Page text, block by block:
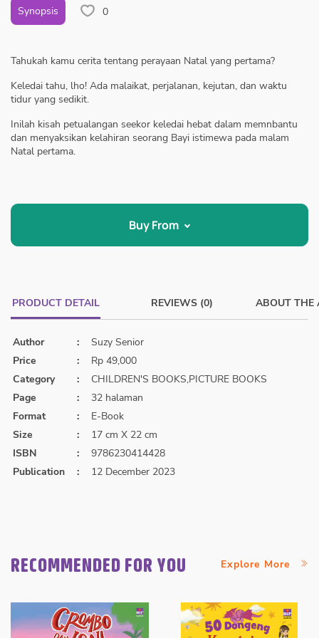
Synopsis 0
Tahukah kamu cerita tentang perayaan Natal yang pertama?
Keledai tahu, lho! Ada malaikat, perjalanan, kejutan, dan waktu
tidur yang sedikit.
Inilah kisah petualangan seekor keledai hebat dalam memnbantu
dan menyaksikan kelahiran seorang Bayi istimewa pada malam
Natal pertama.
Buy From
PRODUCT DETAIL REVIEWS (0) ABOUT THE
Author :
Suzy Senior
Price
:
Rp 49,000
Category
:
CHILDREN'S BOOKS,PICTURE BOOKS
Page
:
32 halaman
Format
:
E-Book
Size
:
17 cm X 22 cm
ISBN
:
9786230414428
Publication
: 12 December 2023
RECOMMENDED FOR YOU Explore More